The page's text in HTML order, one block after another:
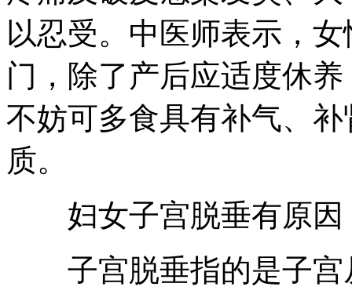
以忍受。中医师表示，
门，除了产后应适度休
不妨可多食具有补气、
质。
妇女子宫脱垂有原因
子宫脱垂指的是子宫